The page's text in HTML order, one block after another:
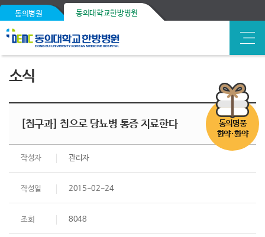
동의병원 동의대학교한방병원
동의명품
한약·환약
소식
[침구과] 침으로 당뇨병 통증 치료한다
작성자 관리자
작성일 2015-02-24
조회 8048